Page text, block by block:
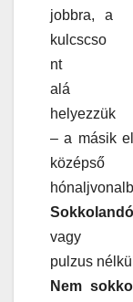
jobbra, a
kulcscso
nt
alá
helyezzük
– a másik
középső
vagy
pulzus
Nem